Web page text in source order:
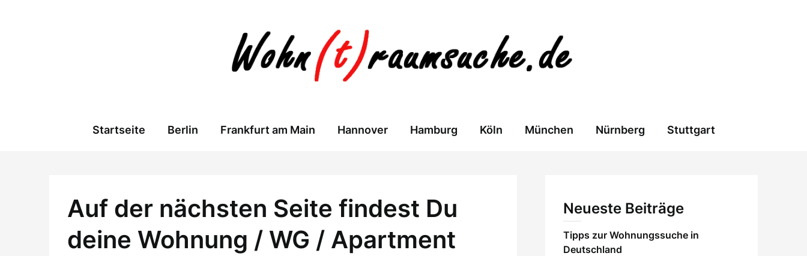
Startseite Berlin Frankfurt am Main Hannover Hamburg Köln München Nürnberg Stuttgart
Auf der nächsten Seite findest Du
deine Wohnung / WG / Apartment
Neueste Beiträge
Tipps zur Wohnungssuche in
Deutschland